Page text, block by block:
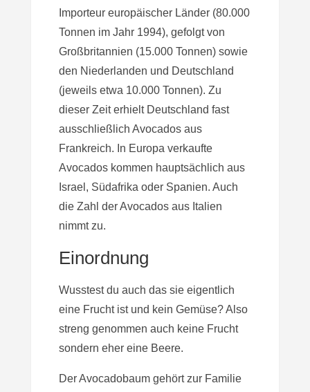
Importeur europäischer Länder (80.000
Tonnen im Jahr 1994), gefolgt von
Großbritannien (15.000 Tonnen) sowie
den Niederlanden und Deutschland
(jeweils etwa 10.000 Tonnen). Zu
dieser Zeit erhielt Deutschland fast
ausschließlich Avocados aus
Frankreich. In Europa verkaufte
Avocados kommen hauptsächlich aus
Israel, Südafrika oder Spanien. Auch
die Zahl der Avocados aus Italien
nimmt zu.
Einordnung
Wusstest du auch das sie eigentlich
eine Frucht ist und kein Gemüse? Also
streng genommen auch keine Frucht
sondern eher eine Beere.
Der Avocadobaum gehört zur Familie